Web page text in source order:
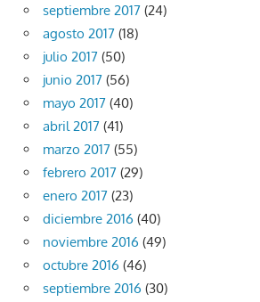
septiembre 2017 (24)
agosto 2017 (18)
julio 2017 (50)
junio 2017 (56)
mayo 2017 (40)
abril 2017 (41)
marzo 2017 (55)
febrero 2017 (29)
enero 2017 (23)
diciembre 2016 (40)
noviembre 2016 (49)
octubre 2016 (46)
septiembre 2016 (30)